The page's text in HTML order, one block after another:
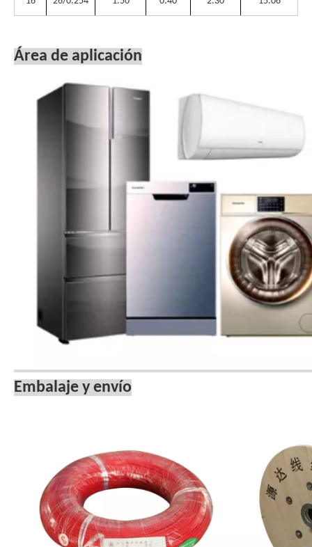
Área de aplicación
Embalaje y envío